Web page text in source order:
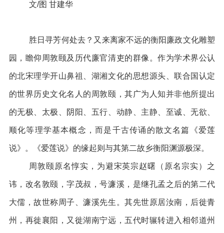
文/图 甘建华
胜日寻芳何处去？又来离家不远的衡阳廉政文化雕塑
园，瞻仰周敦颐及历代廉官清吏的群像。作为学术界公认
的北宋理学开山鼻祖、湖湘文化的思想源头、联合国认定
的世界历史文化名人的周敦颐，其广为人知并非他所提出
的无极、太极、阴阳、五行、动静、主静、至诚、无欲、
顺化等理学基本概念，而是千古传诵的散文名篇《爱莲
说》。《爱莲说》的缘起则与其第二故乡衡阳渊源极深。
周敦颐原名惇实，为避宋英宗赵曙（原名宗实）之
讳，改名敦颐，字茂叔，号濂溪，是继孔孟之后的第二代
大儒，故世称周子、濂溪先生。其先世原居汝南，后徙青
州，再徙襄阳，又徙湖南宁远，五代时辗转进入相邻道州